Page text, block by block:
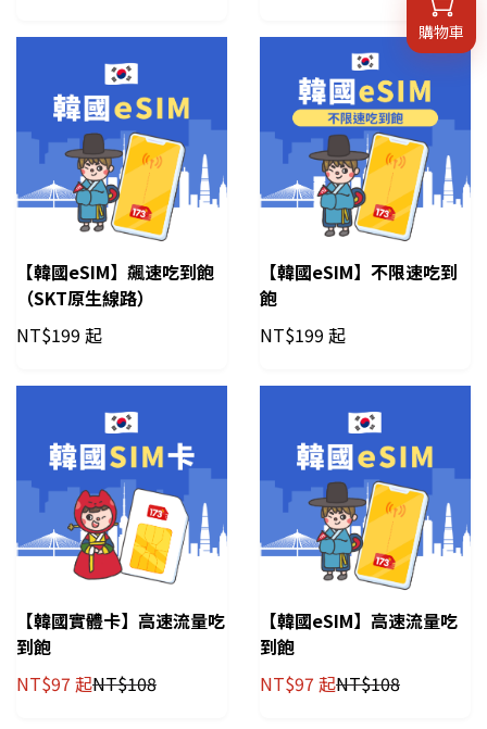
【韓國eSIM】飆速吃到飽
（SKT原生線路）
NT$199 起
【韓國eSIM】不限速吃到
飽
NT$199 起
【韓國實體卡】高速流量吃
到飽
NT$97 起NT$108
【韓國eSIM】高速流量吃
到飽
NT$97 起NT$108
購物車